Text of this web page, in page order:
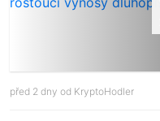
před 2 dny od KryptoHodler